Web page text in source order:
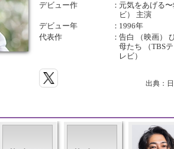
デビュー作
： 元気をあげる
ビ） 主演
デビュー年
： 1996年
代表作
：告白 （映画）
母たち （TBS
レビ）
出典：